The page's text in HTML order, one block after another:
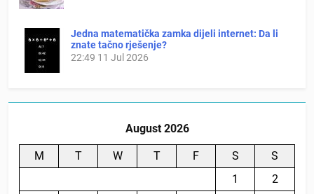
Jedna matematička zamka dijeli internet: Da li
znate tačno rješenje?
22:49 11 Jul 2026
August 2026
M T W T F S
S
1
2